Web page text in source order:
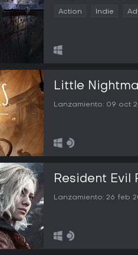
Action Indie
Little
Lanzamiento: 09 oct
Resident Evil
Lanzamiento: 26 feb